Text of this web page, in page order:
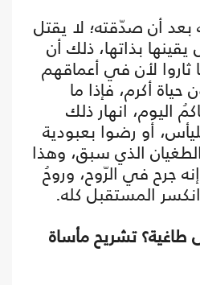
بعد أن صدّقته؛ لا يقتل
بذاتها، ذلك أن
ثاروا لأن في أعماقهم
حياة أكرم، فإذا ما
اليوم، انهار ذلك
أو رضوا بعبودية
الذي سبق، وهذا
جرح في الرّوح، وروحُ
المستقبل كله.
طاغية؟ تشريح مأساة